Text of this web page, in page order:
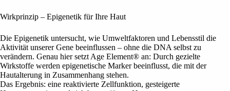
Wirkprinzip – Epigenetik für Ihre Haut
Die Epigenetik untersucht, wie Umweltfaktoren und Lebensstil die
Aktivität unserer Gene beeinflussen – ohne die DNA selbst zu
verändern. Genau hier setzt Age Element® an: Durch gezielte
Wirkstoffe werden epigenetische Marker beeinflusst, die mit der
Hautalterung in Zusammenhang stehen.
Das Ergebnis: eine reaktivierte Zellfunktion, gesteigerte